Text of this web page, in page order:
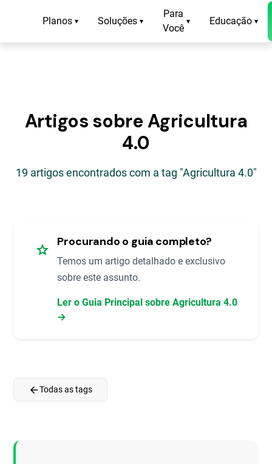
Planos ▾ Soluções ▾
Para
Você
▾ Educação ▾
Artigos sobre Agricultura
4.0
19 artigos encontrados com a tag "Agricultura 4.0"
star Procurando o guia completo?
Temos um artigo detalhado e exclusivo
sobre este assunto.
Ler o Guia Principal sobre Agricultura 4.0
→
arrow_backTodas as tags